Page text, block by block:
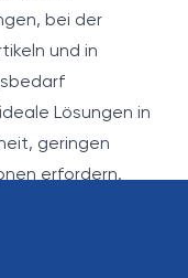
bei der
und in
Lösungen in
geringen
erfordern.
werden,
werden,